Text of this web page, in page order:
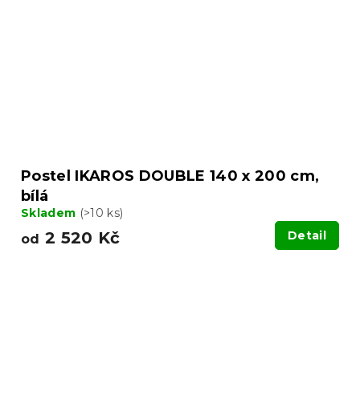
Postel IKAROS DOUBLE 140 x 200 cm,
bílá
Skladem (>10 ks)
od 2 520 Kč Detail